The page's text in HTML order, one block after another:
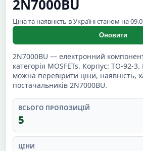
2N7000BU
Ціна та наявність в Україні станом на
Оновити
2N7000BU — електронний
категорія MOSFETs. Корпус: TO-92-3.
можна перевірити ціни, наявність,
постачальників 2N7000BU.
ВСЬОГО ПРОПОЗИЦІЙ
5
ЦІНИ